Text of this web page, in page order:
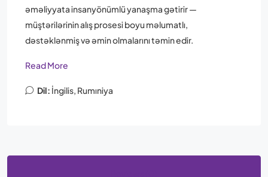
əməliyyata insanyönümlü yanaşma gətirir —
müştərilərinin alış prosesi boyu məlumatlı,
dəstəklənmiş və əmin olmalarını təmin edir.
Read More
Dil: İngilis, Rumıniya